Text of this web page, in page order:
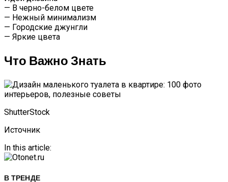
— В черно-белом цвете
— Нежный минимализм
— Городские джунгли
— Яркие цвета
Что Важно Знать
ShutterStock
Источник
In this article:
В ТРЕНДЕ